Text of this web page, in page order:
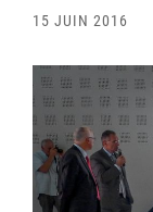
15 JUIN 2016